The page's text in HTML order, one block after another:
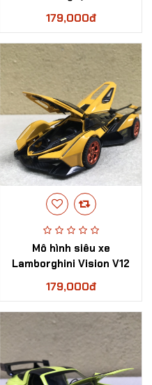
179,000đ
Mô hình siêu xe
Lamborghini Vision V12
tỷ lệ 1:32
179,000đ